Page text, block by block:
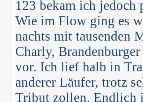
123 bekam ich
Wie im Flow ging es
nachts mit tausenden
Charly,
vor. Ich lief halb in
anderer Läufer, trotz
Tribut zollen. Endlich